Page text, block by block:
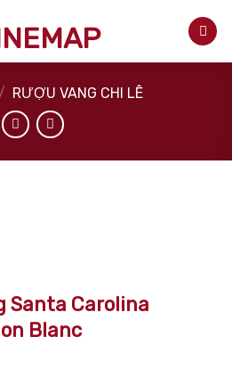
/ RƯỢU VANG CHI LÊ
Santa Carolina
Blanc